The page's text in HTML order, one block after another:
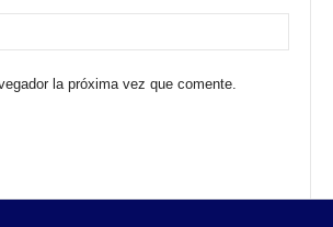
la próxima vez que comente.